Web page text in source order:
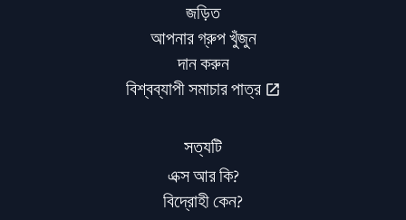
জড়িত
আপনার গ্রুপ খুঁজুন
দান করুন
বিশ্বব্যাপী সমাচার পাত্র
সত্যটি
এক্স আর কি?
বিদ্রোহী কেন?